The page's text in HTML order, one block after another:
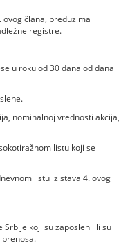
ovog člana, preduzima
registre.
u roku od 30 dana od dana
nominalnoj vrednosti akcija,
listu koji se
listu iz stava 4. ovog
Srbije koji su zaposleni ili su